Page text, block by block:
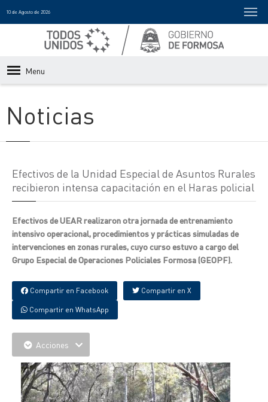
10 de Agosto de 2026
Menu
Noticias
Efectivos de la Unidad Especial de Asuntos Rurales
recibieron intensa capacitación en el Haras policial
Efectivos de UEAR realizaron otra jornada de entrenamiento
intensivo operacional, procedimientos y prácticas simuladas de
intervenciones en zonas rurales, cuyo curso estuvo a cargo del
Grupo Especial de Operaciones Policiales Formosa (GEOPF).
Compartir en Facebook Compartir en X
Compartir en WhatsApp
Acciones